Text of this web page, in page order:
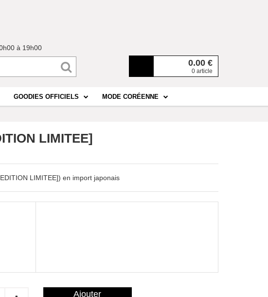
0.00 €
0 article
à 19h00
GOODIES OFFICIELS MODE CORÉENNE
LIMITEE]
LIMITEE]) en import japonais
Ajouter